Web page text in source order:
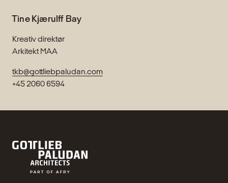
Tine Kjærulff Bay
Kreativ direktør
Arkitekt MAA
tkb@gottliebpaludan.com
+45 2060 6594